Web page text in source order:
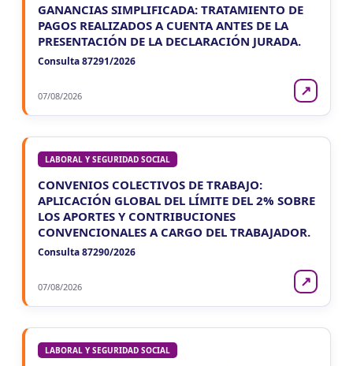
GANANCIAS SIMPLIFICADA: TRATAMIENTO DE
PAGOS REALIZADOS A CUENTA ANTES DE LA
PRESENTACIÓN DE LA DECLARACIÓN JURADA.
Consulta 87291/2026
07/08/2026 ↗
LABORAL Y SEGURIDAD SOCIAL
CONVENIOS COLECTIVOS DE TRABAJO:
APLICACIÓN GLOBAL DEL LÍMITE DEL 2% SOBRE
LOS APORTES Y CONTRIBUCIONES
CONVENCIONALES A CARGO DEL TRABAJADOR.
Consulta 87290/2026
07/08/2026 ↗
LABORAL Y SEGURIDAD SOCIAL